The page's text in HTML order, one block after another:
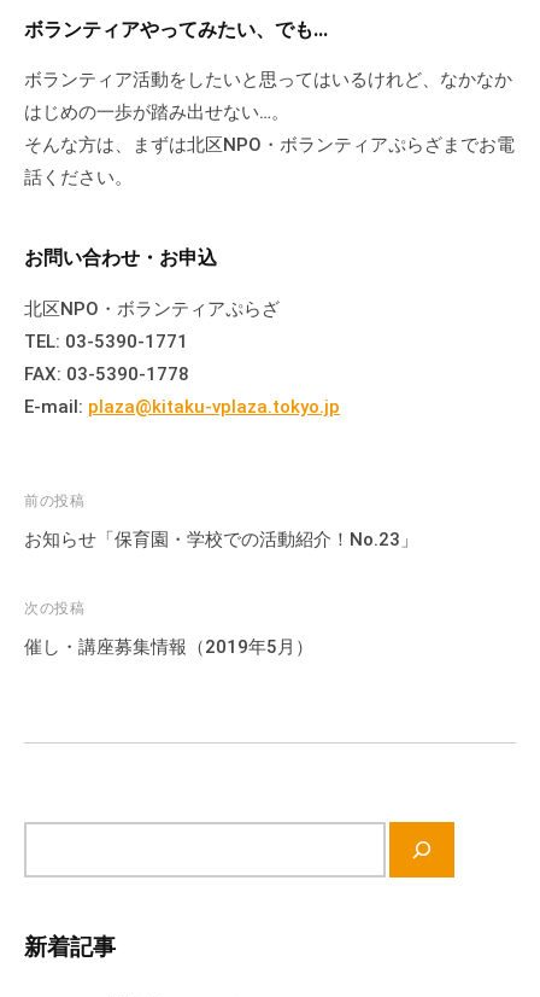
ボランティアやってみたい、でも…
ボランティア活動をしたいと思ってはいるけれど、なかなか
はじめの一歩が踏み出せない…。
そんな方は、まずは北区NPO・ボランティアぷらざまでお電
話ください。
お問い合わせ・お申込
北区NPO・ボランティアぷらざ
TEL: 03-5390-1771
FAX: 03-5390-1778
E-mail: plaza@kitaku-vplaza.tokyo.jp
投
稿
ビ
ゲ
ョ
前の投稿
お知らせ「保育園・学校での活動紹介！No.23」
次の投稿
催し・講座募集情報（2019年5月）
検
新着記事